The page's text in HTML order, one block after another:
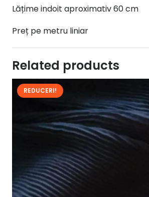
Lățime indoit aproximativ 60 cm
Preț pe metru liniar
Related products
REDUCERI!